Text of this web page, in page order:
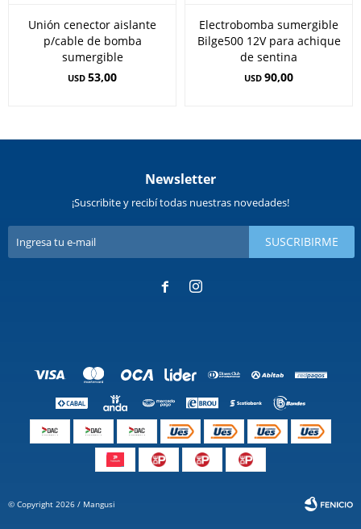
Unión cenector aislante
p/cable de bomba
sumergible
USD 53,00
Electrobomba sumergible
Bilge500 12V para achique
de sentina
USD 90,00
Newsletter
¡Suscribite y recibí todas nuestras novedades!
SUSCRIBIRME
 
© Copyright 2026 / Mangusi